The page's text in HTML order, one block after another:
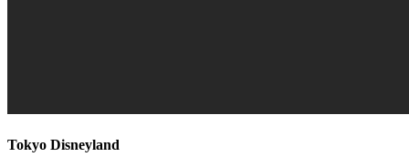
Tokyo Disneyland